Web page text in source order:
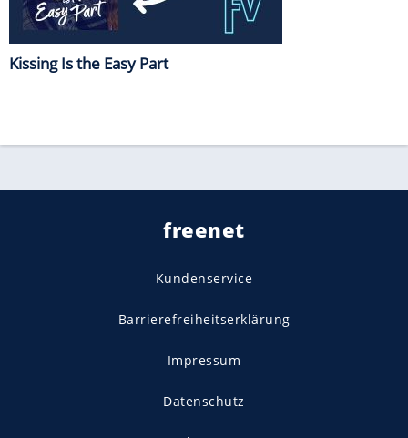
Kissing Is the Easy Part
freenet
Kundenservice
Barrierefreiheitserklärung
Impressum
Datenschutz